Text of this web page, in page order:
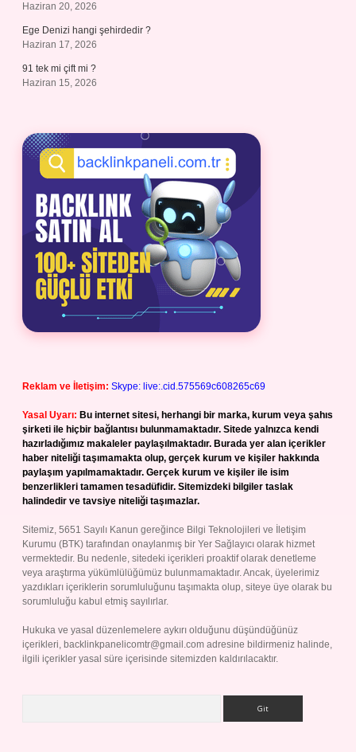
Haziran 20, 2026
Ege Denizi hangi şehirdedir ?
Haziran 17, 2026
91 tek mi çift mi ?
Haziran 15, 2026
Reklam ve İletişim: Skype: live:.cid.575569c608265c69
Yasal Uyarı: Bu internet sitesi, herhangi bir marka, kurum veya şahıs
şirketi ile hiçbir bağlantısı bulunmamaktadır. Sitede yalnızca kendi
hazırladığımız makaleler paylaşılmaktadır. Burada yer alan içerikler
haber niteliği taşımamakta olup, gerçek kurum ve kişiler hakkında
paylaşım yapılmamaktadır. Gerçek kurum ve kişiler ile isim
benzerlikleri tamamen tesadüfidir. Sitemizdeki bilgiler taslak
halindedir ve tavsiye niteliği taşımazlar.
Sitemiz, 5651 Sayılı Kanun gereğince Bilgi Teknolojileri ve İletişim
Kurumu (BTK) tarafından onaylanmış bir Yer Sağlayıcı olarak hizmet
vermektedir. Bu nedenle, sitedeki içerikleri proaktif olarak denetleme
veya araştırma yükümlülüğümüz bulunmamaktadır. Ancak, üyelerimiz
yazdıkları içeriklerin sorumluluğunu taşımakta olup, siteye üye olarak bu
sorumluluğu kabul etmiş sayılırlar.
Hukuka ve yasal düzenlemelere aykırı olduğunu düşündüğünüz
içerikleri, backlinkpanelicomtr@gmail.com adresine bildirmeniz halinde,
ilgili içerikler yasal süre içerisinde sitemizden kaldırılacaktır.